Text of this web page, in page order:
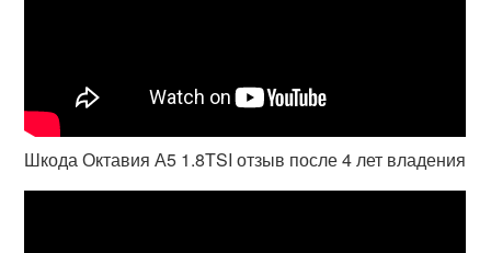
Шкода Октавия А5 1.8TSI отзыв после 4 лет владения